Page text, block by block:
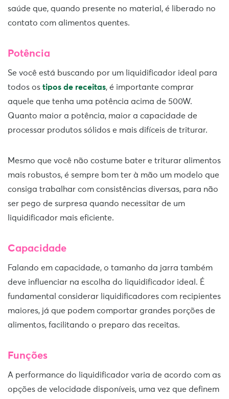
saúde que, quando presente no material, é liberado no
contato com alimentos quentes.
Potência
Se você está buscando por um liquidificador ideal para
todos os tipos de receitas, é importante comprar
aquele que tenha uma potência acima de 500W.
Quanto maior a potência, maior a capacidade de
processar produtos sólidos e mais difíceis de triturar.
Mesmo que você não costume bater e triturar alimentos
mais robustos, é sempre bom ter à mão um modelo que
consiga trabalhar com consistências diversas, para não
ser pego de surpresa quando necessitar de um
liquidificador mais eficiente.
Capacidade
Falando em capacidade, o tamanho da jarra também
deve influenciar na escolha do liquidificador ideal. É
fundamental considerar liquidificadores com recipientes
maiores, já que podem comportar grandes porções de
alimentos, facilitando o preparo das receitas.
Funções
A performance do liquidificador varia de acordo com as
opções de velocidade disponíveis, uma vez que definem